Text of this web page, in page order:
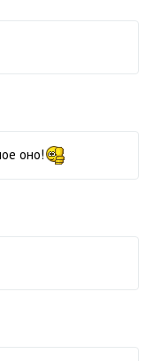
оно!